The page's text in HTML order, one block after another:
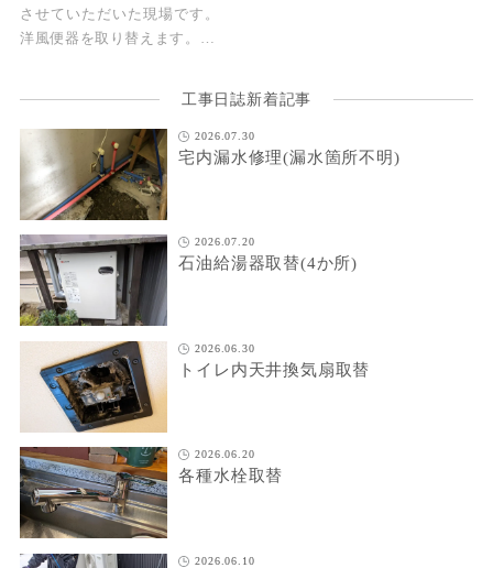
させていただいた現場です。
洋風便器を取り替えます。…
工事日誌新着記事
2026.07.30
宅内漏水修理(漏水箇所不明)
2026.07.20
石油給湯器取替(4か所)
2026.06.30
トイレ内天井換気扇取替
2026.06.20
各種水栓取替
2026.06.10